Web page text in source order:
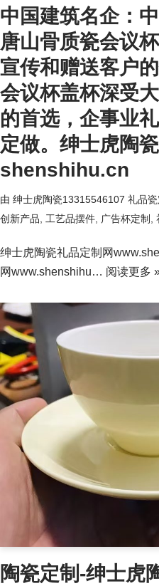
中国建筑名企：
唐山骨质瓷会议
宣传和赠送客户
会议杯盖杯深受
的首选，企事业
定做。绅士虎陶
shenshihu.cn
由 绅士虎陶瓷13315546107 礼品
创新产品, 工艺品摆件, 广告杯定制 ,
绅士虎陶瓷礼品定制网
网www.shenshihu… 阅读更多
陶瓷定制-绅士虎